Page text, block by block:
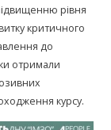
рівня
критичного
до
отримали
курсу.